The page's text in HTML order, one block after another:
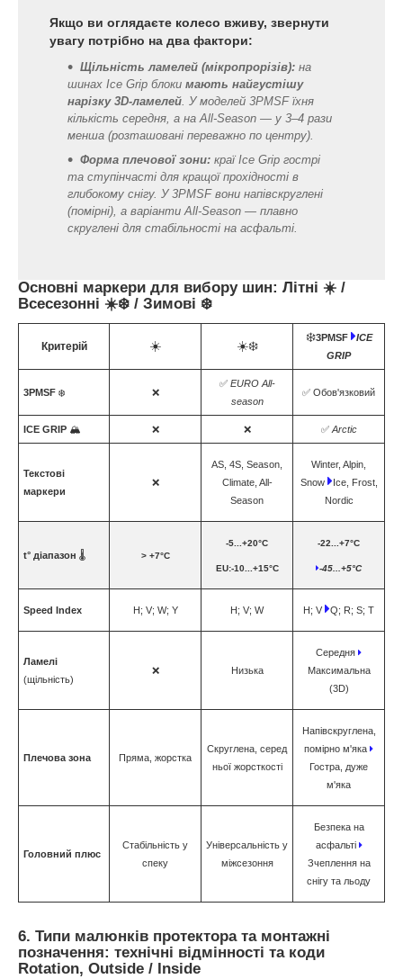
Якщо ви оглядаєте колесо вживу, звернути
увагу потрібно на два фактори:
Щільність ламелей (мікропрорізів): на
шинах Ice Grip блоки мають найгустішу
нарізку 3D-ламелей . У моделей 3PMSF їхня
кількість середня, а на All‑Season — у 3–4 рази
менша (розташовані переважно по центру).
Форма плечової зони: краї Ice Grip гострі
та ступінчасті для кращої прохідності в
глибокому снігу. У 3PMSF вони напівскруглені
(помірні), а варіанти All‑Season — плавно
скруглені для стабільності на асфальті.
Основні маркери для вибору шин: Літні ☀️ /
Всесезонні ☀️❄️ / Зимові ❄️
Критерій ☀️ ☀️❄️
❄️3PMSF
ICE
GRIP
3PMSF ❄️ ❌
✅ EURO All-
season
✅ Обов'язковий
IСE GRIP 🏔️ ❌ ❌ ✅ Arctic
Текстові
маркери
❌
AS, 4S, Season,
Climate, All-
Season
Winter, Alpin,
Snow
Ice, Frost,
Nordic
t° діапазон 🌡️ > +7°C
-5...+20°C
EU:-10...+15°C
-22...+7°C
-45...+5°C
Speed Index H; V; W; Y H; V; W H; V Q; R; S; T
Ламелі
(щільність)
❌ Низька
Середня
Максимальна
(3D)
Плечова зона Пряма, жорстка
Скруглена, серед
ньої жорсткості
Напівскруглена,
помірно м'яка
Гостра, дуже
м'яка
Головний плюс
Стабільність у
спеку
Універсальність у
міжсезоння
Безпека на
асфальті
Зчеплення на
снігу та льоду
6. Типи малюнків протектора та монтажні
позначення: технічні відмінності та коди
Rotation, Outside / Inside